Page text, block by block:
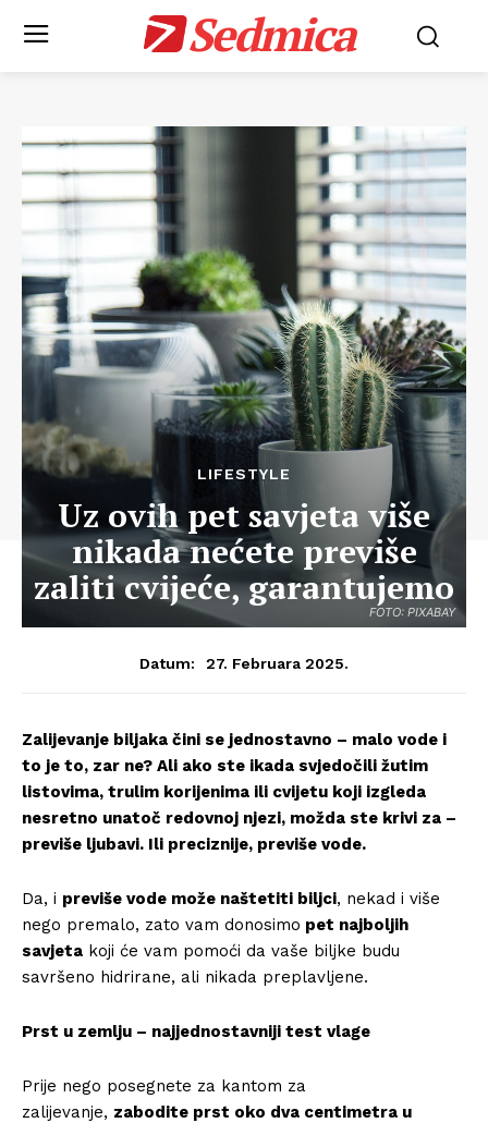
Sedmica
FOTO: PIXABAY
LIFESTYLE
Uz ovih pet savjeta više
nikada nećete previše
zaliti cvijeće, garantujemo
Datum: 27. Februara 2025.
Zalijevanje biljaka čini se jednostavno – malo vode i
to je to, zar ne? Ali ako ste ikada svjedočili žutim
listovima, trulim korijenima ili cvijetu koji izgleda
nesretno unatoč redovnoj njezi, možda ste krivi za –
previše ljubavi. Ili preciznije, previše vode.
Da, i previše vode može naštetiti biljci, nekad i više
nego premalo, zato vam donosimo pet najboljih
savjeta koji će vam pomoći da vaše biljke budu
savršeno hidrirane, ali nikada preplavljene.
Prst u zemlju – najjednostavniji test vlage
Prije nego posegnete za kantom za
zalijevanje, zabodite prst oko dva centimetra u